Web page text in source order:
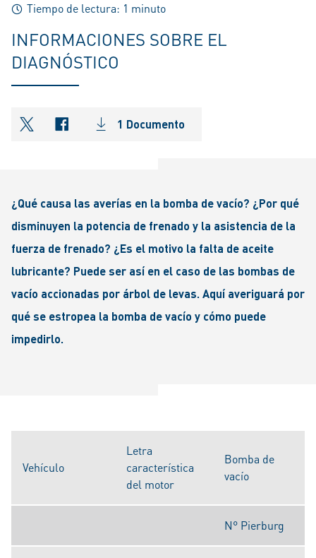
Tiempo de lectura: 1 minuto
INFORMACIONES SOBRE EL
DIAGNÓSTICO
shareOntwitter
shareOnfacebook
1 Documento
¿Qué causa las averías en la bomba de vacío? ¿Por qué
disminuyen la potencia de frenado y la asistencia de la
fuerza de frenado? ¿Es el motivo la falta de aceite
lubricante? Puede ser así en el caso de las bombas de
vacío accionadas por árbol de levas. Aquí averiguará por
qué se estropea la bomba de vacío y cómo puede
impedirlo.
Vehículo
Letra
característica
del motor
Bomba de
vacío
N° Pierburg